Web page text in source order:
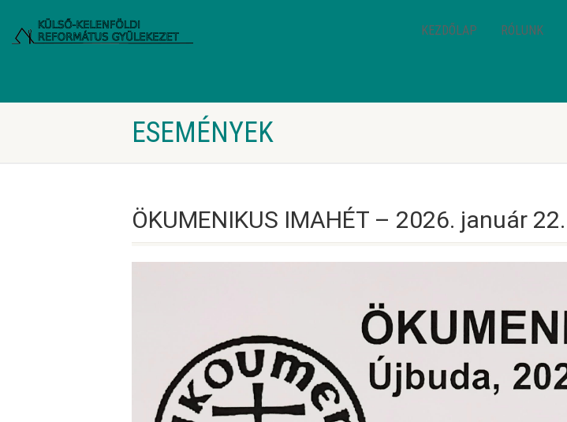
KEZDŐLAP RÓLUNK
ESEMÉNYEK
ÖKUMENIKUS IMAHÉT – 2026. január 22.